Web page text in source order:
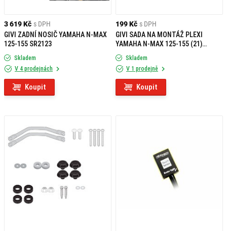
3 619 Kč s DPH
GIVI ZADNÍ NOSIČ YAMAHA N-MAX
125-155 SR2123
Skladem
V 4 prodejnách
Koupit
199 Kč s DPH
GIVI SADA NA MONTÁŽ PLEXI
YAMAHA N-MAX 125-155 (21)
D2153KIT
Skladem
V 1 prodejně
Koupit